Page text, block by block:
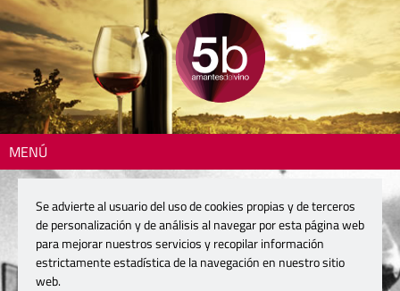
MENÚ
Se advierte al usuario del uso de cookies propias y de terceros
de personalización y de análisis al navegar por esta página web
para mejorar nuestros servicios y recopilar información
estrictamente estadística de la navegación en nuestro sitio
web.